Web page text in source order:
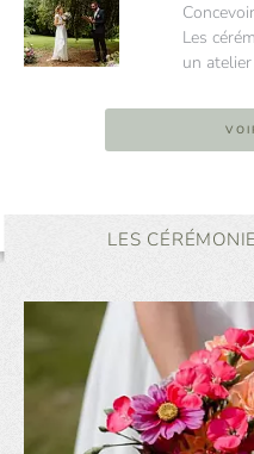
Les
un
LES